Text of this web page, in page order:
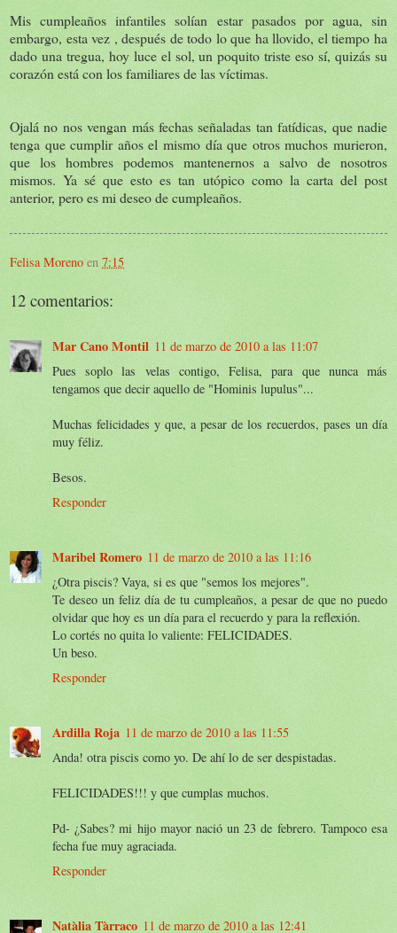
Mis cumpleaños infantiles solían estar pasados por agua, sin
embargo, esta vez , después de todo lo que ha llovido, el tiempo ha
dado una tregua, hoy luce el sol, un poquito triste eso sí, quizás su
corazón está con los familiares de las víctimas.
Ojalá no nos vengan más fechas señaladas tan fatídicas, que nadie
tenga que cumplir años el mismo día que otros muchos murieron,
que los hombres podemos mantenernos a salvo de nosotros
mismos. Ya sé que esto es tan utópico como la carta del post
anterior, pero es mi deseo de cumpleaños.
Felisa Moreno en 7:15
12 comentarios:
Mar Cano Montil 11 de marzo de 2010 a las 11:07
Pues soplo las velas contigo, Felisa, para que nunca más
tengamos que decir aquello de "Hominis lupulus"...
Muchas felicidades y que, a pesar de los recuerdos, pases un día
muy féliz.
Besos.
Responder
Maribel Romero 11 de marzo de 2010 a las 11:16
¿Otra piscis? Vaya, si es que "semos los mejores".
Te deseo un feliz día de tu cumpleaños, a pesar de que no puedo
olvidar que hoy es un día para el recuerdo y para la reflexión.
Lo cortés no quita lo valiente: FELICIDADES.
Un beso.
Responder
Ardilla Roja 11 de marzo de 2010 a las 11:55
Anda! otra piscis como yo. De ahí lo de ser despistadas.
FELICIDADES!!! y que cumplas muchos.
Pd- ¿Sabes? mi hijo mayor nació un 23 de febrero. Tampoco esa
fecha fue muy agraciada.
Responder
Natàlia Tàrraco 11 de marzo de 2010 a las 12:41